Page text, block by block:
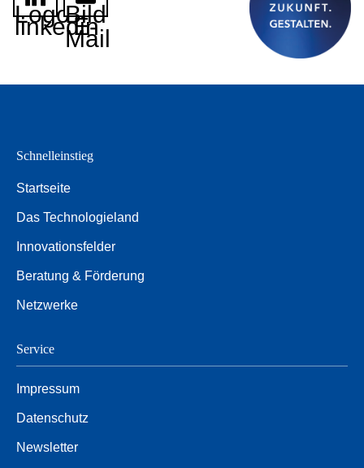
Logo
linkedin
Bild
E-
Mail
Schnelleinstieg
Startseite
Das Technologieland
Innovationsfelder
Beratung & Förderung
Netzwerke
Service
Impressum
Datenschutz
Newsletter